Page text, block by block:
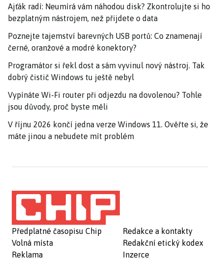
Ajťák radí: Neumírá vám náhodou disk? Zkontrolujte si ho
bezplatným nástrojem, než přijdete o data
Poznejte tajemství barevných USB portů: Co znamenají
černé, oranžové a modré konektory?
Programátor si řekl dost a sám vyvinul nový nástroj. Tak
dobrý čistič Windows tu ještě nebyl
Vypínáte Wi-Fi router při odjezdu na dovolenou? Tohle
jsou důvody, proč byste měli
V říjnu 2026 končí jedna verze Windows 11. Ověřte si, že
máte jinou a nebudete mít problém
Předplatné časopisu Chip
Volná místa
Reklama
Redakce a kontakty
Redakční etický kodex
Inzerce